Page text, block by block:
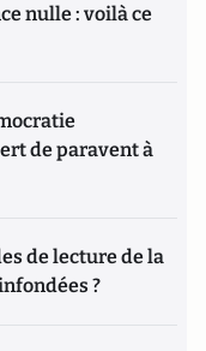
nulle : voilà ce
de paravent à
de lecture de la
?